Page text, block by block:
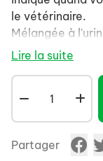
le vétérinaire.
Mélangée à
autre couleur
Perlinette Suivi
rapidement les
par conséquent
t&ocirc,t
Lire la suite
Partager